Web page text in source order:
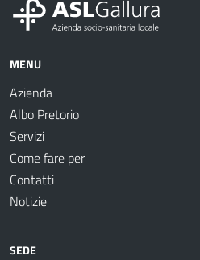
MENU
Azienda
Albo Pretorio
Servizi
Come fare per
Contatti
Notizie
SEDE